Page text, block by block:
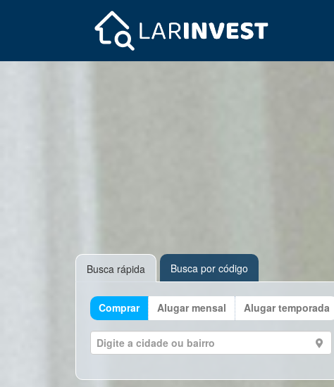
Busca rápida Busca por código
Comprar Alugar mensal Alugar temporada